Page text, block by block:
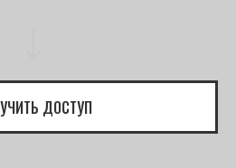
ДОСТУП